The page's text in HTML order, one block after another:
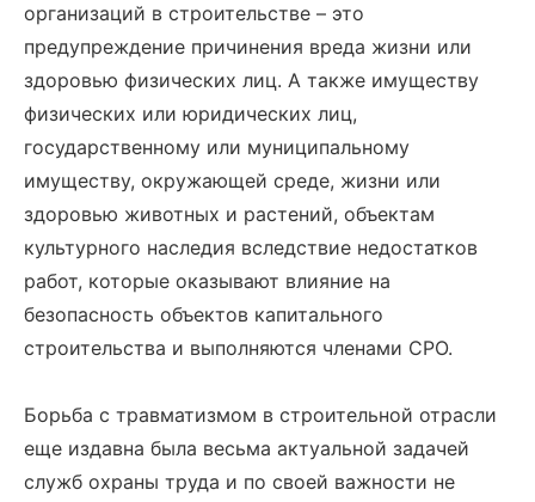
организаций в строительстве – это
предупреждение причинения вреда жизни или
здоровью физических лиц. А также имуществу
физических или юридических лиц,
государственному или муниципальному
имуществу, окружающей среде, жизни или
здоровью животных и растений, объектам
культурного наследия вследствие недостатков
работ, которые оказывают влияние на
безопасность объектов капитального
строительства и выполняются членами СРО.
Борьба с травматизмом в строительной отрасли
еще издавна была весьма актуальной задачей
служб охраны труда и по своей важности не